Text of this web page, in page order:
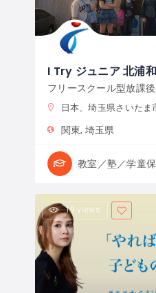
I Try ジュニア 北浦和
フリースクール型放課
日本、埼玉県さいたま市浦和区元町２
関東 埼玉県
教室／塾／学童
19 views